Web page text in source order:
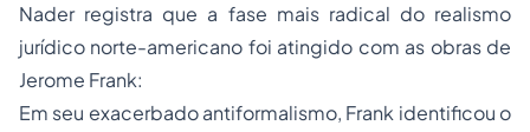
Nader registra que a fase mais radical do realismo
jurídico norte-americano foi atingido com as obras de
Jerome Frank:
Em seu exacerbado antiformalismo, Frank identificou o